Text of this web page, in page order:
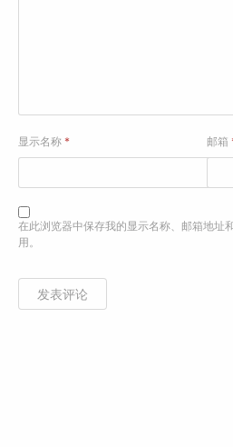
显示名称 * 邮箱
在此浏览器中保存我的显示名称、邮箱地址
用。